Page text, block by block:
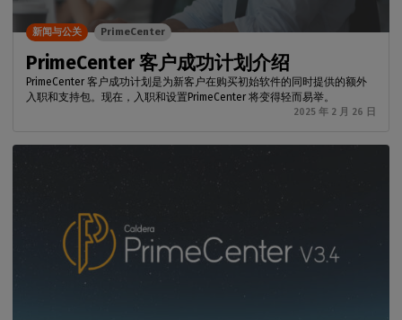
PrimeCenter 客户成功计划介绍
PrimeCenter 客户成功计划是为新客户在购买初始软件的同时提供的额外
入职和支持包。现在，入职和设置PrimeCenter 将变得轻而易举。
2025 年 2 月 26 日
新闻与公关 PrimeCenter